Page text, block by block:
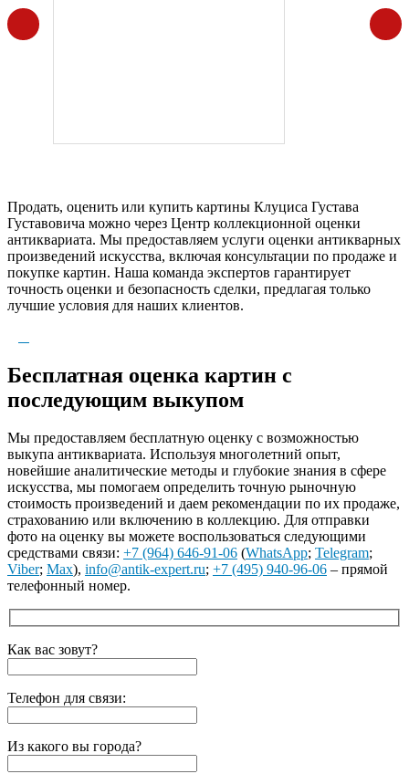
Продать, оценить или купить картины Клуциса Густава
Густавовича можно через Центр коллекционной оценки
антиквариата. Мы предоставляем услуги оценки антикварных
произведений искусства, включая консультации по продаже и
покупке картин. Наша команда экспертов гарантирует
точность оценки и безопасность сделки, предлагая только
лучшие условия для наших клиентов.
Бесплатная оценка картин с
последующим выкупом
Мы предоставляем бесплатную оценку с возможностью
выкупа антиквариата. Используя многолетний опыт,
новейшие аналитические методы и глубокие знания в сфере
искусства, мы помогаем определить точную рыночную
стоимость произведений и даем рекомендации по их продаже,
страхованию или включению в коллекцию. Для отправки
фото на оценку вы можете воспользоваться следующими
средствами связи: +7 (964) 646-91-06 (WhatsApp; Telegram;
Viber; Max), info@antik-expert.ru; +7 (495) 940-96-06 – прямой
телефонный номер.
Как вас зовут?
Телефон для связи:
Из какого вы города?